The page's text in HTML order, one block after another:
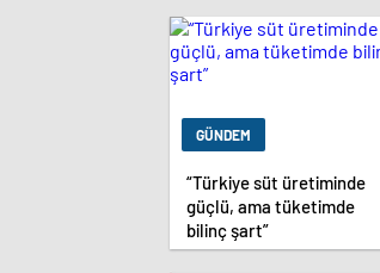
GÜNDEM
“Türkiye süt üretiminde
güçlü, ama tüketimde
bilinç şart”